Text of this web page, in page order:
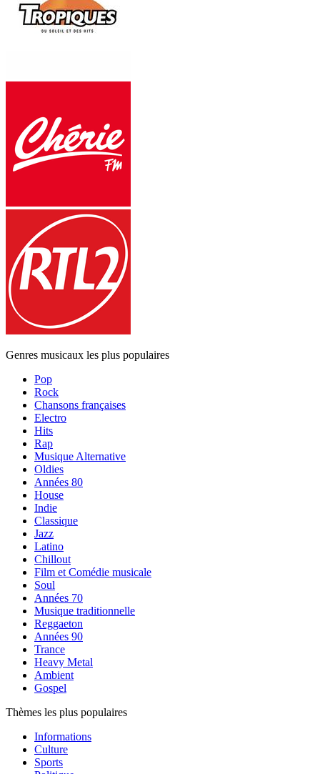
Genres musicaux les plus populaires
Pop
Rock
Chansons françaises
Electro
Hits
Rap
Musique Alternative
Oldies
Années 80
House
Indie
Classique
Jazz
Latino
Chillout
Film et Comédie musicale
Soul
Années 70
Musique traditionnelle
Reggaeton
Années 90
Trance
Heavy Metal
Ambient
Gospel
Thèmes les plus populaires
Informations
Culture
Sports